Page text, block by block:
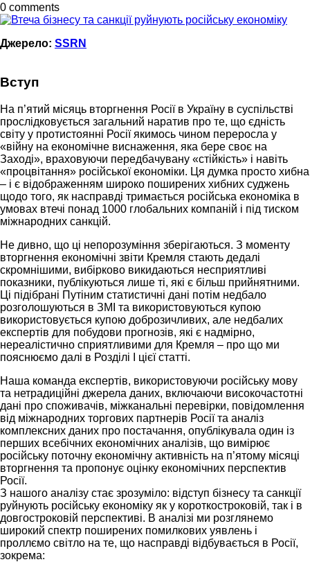
0 comments
Джерело: SSRN
Вступ
На п’ятий місяць вторгнення Росії в Україну в суспільстві
прослідковується загальний наратив про те, що єдність
світу у протистоянні Росії якимось чином переросла у
«війну на економічне виснаження, яка бере своє на
Заході», враховуючи передбачувану «стійкість» і навіть
«процвітання» російської економіки. Ця думка просто хибна
– і є відображенням широко поширених хибних суджень
щодо того, як насправді тримається російська економіка в
умовах втечі понад 1000 глобальних компаній і під тиском
міжнародних санкцій.
Не дивно, що ці непорозуміння зберігаються. З моменту
вторгнення економічні звіти Кремля стають дедалі
скромнішими, вибірково викидаються несприятливі
показники, публікуються лише ті, які є більш прийнятними.
Ці підібрані Путіним статистичні дані потім недбало
розголошуються в ЗМІ та використовуються купою
використовується купою доброзичливих, але недбалих
експертів для побудови прогнозів, які є надмірно,
нереалістично сприятливими для Кремля – про що ми
пояснюємо далі в Розділі I цієї статті.
Наша команда експертів, використовуючи російську мову
та нетрадиційні джерела даних, включаючи високочастотні
дані про споживачів, міжканальні перевірки, повідомлення
від міжнародних торгових партнерів Росії та аналіз
комплексних даних про постачання, опублікувала один із
перших всебічних економічних аналізів, що вимірює
російську поточну економічну активність на п’ятому місяці
вторгнення та пропонує оцінку економічних перспектив
Росії.
З нашого аналізу стає зрозуміло: відступ бізнесу та санкції
руйнують російську економіку як у короткостроковій, так і в
довгостроковій перспективі. В аналізі ми розглянемо
широкий спектр поширених помилкових уявлень і
проллємо світло на те, що насправді відбувається в Росії,
зокрема: